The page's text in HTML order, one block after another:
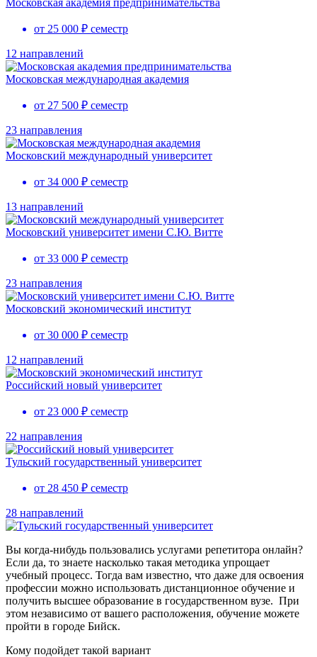
от 25 000 ₽ семестр
12 направлений
Московская международная академия
от 27 500 ₽ семестр
23 направления
Московский международный университет
от 34 000 ₽ семестр
13 направлений
Московский университет имени С.Ю. Витте
от 33 000 ₽ семестр
23 направления
Московский экономический институт
от 30 000 ₽ семестр
12 направлений
Российский новый университет
от 23 000 ₽ семестр
22 направления
Тульский государственный университет
от 28 450 ₽ семестр
28 направлений
Вы когда-нибудь пользовались услугами репетитора онлайн?
Если да, то знаете насколько такая методика упрощает
учебный процесс. Тогда вам известно, что даже для освоения
профессии можно использовать дистанционное обучение и
получить высшее образование в государственном вузе. При
этом независимо от вашего расположения, обучение можете
пройти в городе Бийск.
Кому подойдет такой вариант